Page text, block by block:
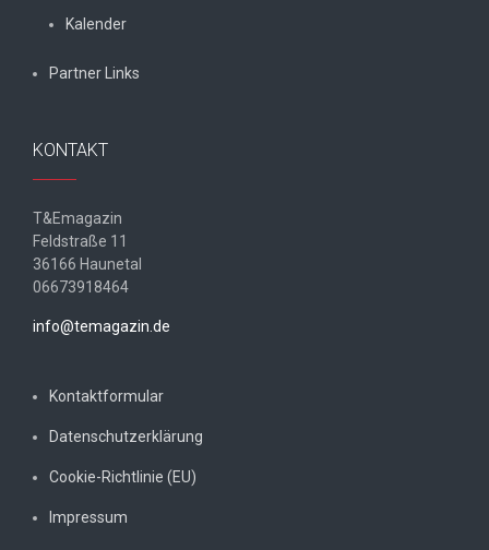
Kalender
Partner Links
KONTAKT
T&Emagazin
Feldstraße 11
36166 Haunetal
06673918464
info@temagazin.de
Kontaktformular
Datenschutzerklärung
Cookie-Richtlinie (EU)
Impressum